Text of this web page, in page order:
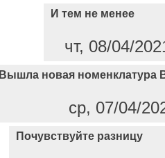
И тем не менее
чт, 08/04/
Вышла новая номенклатура
ср, 07/04/
Почувствуйте разницу